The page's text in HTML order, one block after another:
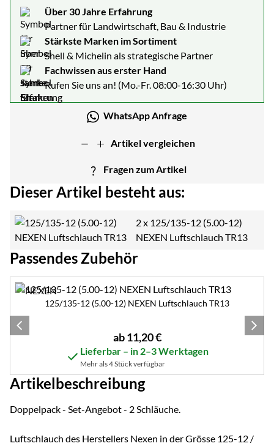
Über 30 Jahre Erfahrung
Partner für Landwirtschaft, Bau & Industrie
Stärkste Marken im Sortiment
Shell & Michelin als strategische Partner
Fachwissen aus erster Hand
Rufen Sie uns an! (Mo.-Fr. 08:00-16:30 Uhr)
WhatsApp Anfrage
Artikel vergleichen
Fragen zum Artikel
Dieser Artikel besteht aus:
2 x 125/135-12 (5.00-12)
NEXEN Luftschlauch TR13
Passendes Zubehör
Zubehör überspringen
125/135-12 (5.00-12) NEXEN Luftschlauch TR13
ab:
ab 11,20€
Lieferbar – in 2–3 Werktagen
Mehr als 4 Stück verfügbar
Artikelbeschreibung
Doppelpack - Set-Angebot - 2 Schläuche.
Luftschlauch des Herstellers Nexen in der Grösse 125-12 /